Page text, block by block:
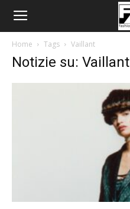
Home Tags Vaillant
Notizie su: Vaillant